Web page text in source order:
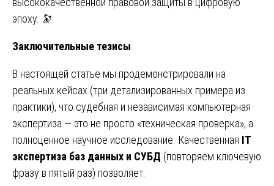
эпоху. 🔭
Заключительные тезисы
В настоящей статье мы продемонстрировали на
реальных кейсах (три детализированных примера из
практики), что судебная и независимая компьютерная
экспертиза — это не просто «техническая проверка», а
полноценное научное исследование. Качественная IT
экспертиза баз данных и СУБД (повторяем ключевую
фразу в пятый раз) позволяет: